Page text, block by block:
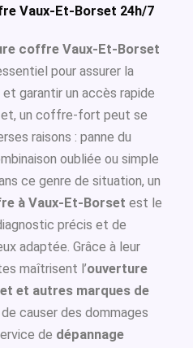
Vaux-Et-Borset 24h/7
coffre Vaux-Et-Borset
pour assurer la
garantir un accès rapide
un coffre-fort peut se
raisons : panne du
oubliée ou simple
ce genre de situation, un
à Vaux-Et-Borset est le
précis et de
adaptée. Grâce à leur
maîtrisent l’ouverture
et autres marques de
causer des dommages
de dépannage